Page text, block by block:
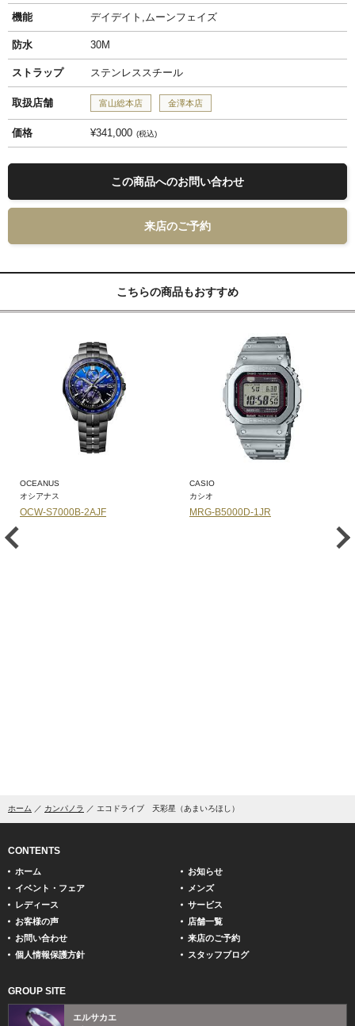
機能 デイデイト,ムーンフェイズ
防水 30M
ストラップ ステンレススチール
取扱店舗 富山総本店 金澤本店
価格 ¥341,000 税込
この商品へのお問い合わせ
来店のご予約
こちらの商品もおすすめ
OCEANUS
オシアナス
OCW-S7000B-2AJF
CASIO
カシオ
MRG-B5000D-1JR
ホーム カンパノラ エコドライブ 天彩星（あまいろほし）
CONTENTS
ホーム
お知らせ
イベント・フェア
メンズ
レディース
サービス
お客様の声
店舗一覧
お問い合わせ
来店のご予約
個人情報保護方針
スタッフブログ
GROUP SITE
エルサカエ